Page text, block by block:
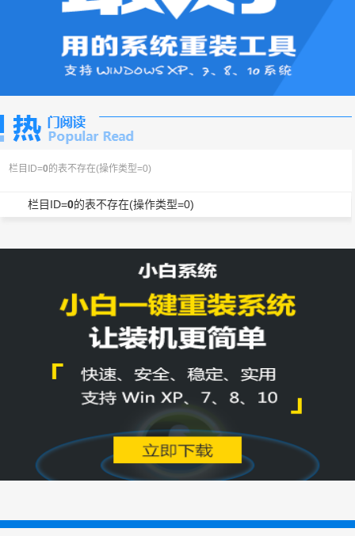
栏目ID=0的表不存在(操作类型=0)
栏目ID=0的表不存在(操作类型=0)